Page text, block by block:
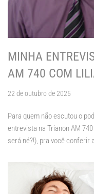
MINHA
AM 740 COM
22 de outubro de 2025
Para quem não escutou o
entrevista na Trianon AM
será né?!), pra você conferir